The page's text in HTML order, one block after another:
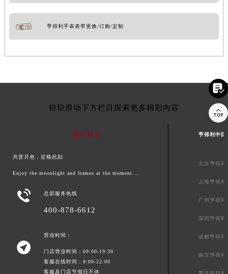
亨得利手表表带更换/订购/定制
轻轻滑动下方栏目探索更多精彩内容
共赏月色，定格此刻
Enjoy the moonlight and frames at the moment...
 总部服务热线
400-878-6612

营业时间：
门店营业时间：09:00-19:30
客服在线时间：8:00-22:00
客服及门店节假日不休
亨得利中国
北京亨得利
上海亨得
广州亨得利
深圳亨得利
成都亨得利
南京亨得利

